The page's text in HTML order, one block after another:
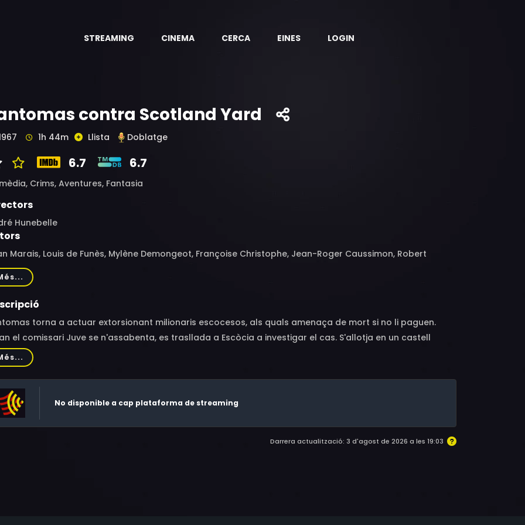
STREAMING CINEMA CERCA EINES LOGIN
contra Scotland Yard
1h 44m Llista Doblatge
6.7 6.7
Crims, Aventures, Fantasia
Hunebelle
Marais, Louis de Funès, Mylène Demongeot, Françoise Christophe, Jean-Roger Caussimon, Robert
André Dumas, Max Montavon, Rita Renoir, Jean Ozenne, Henri Serre, Jacques Dynam, Henri Attal, Guy
Hubert de Lapparent, Bob Lerick, Rico López, Paul Pavel, Michel Thomass, Roger Trapp, Dominique
Antoine Baud, Roland Giraud, Raymond Pellegrin, Gilbert Servien
torna a actuar extorsionant milionaris escocesos, als quals amenaça de mort si no li paguen.
el comissari Juve se n'assabenta, es trasllada a Escòcia a investigar el cas. S'allotja en un castell
per protegir el seu ric propietari i tractar de capturar Fantomas. Tanmateix, els problemes i la
que regna al castell no faciliten la feina del comissari.
No disponible a cap plataforma de streaming
Darrera actualització: 3 d'agost de 2026 a les 19:03